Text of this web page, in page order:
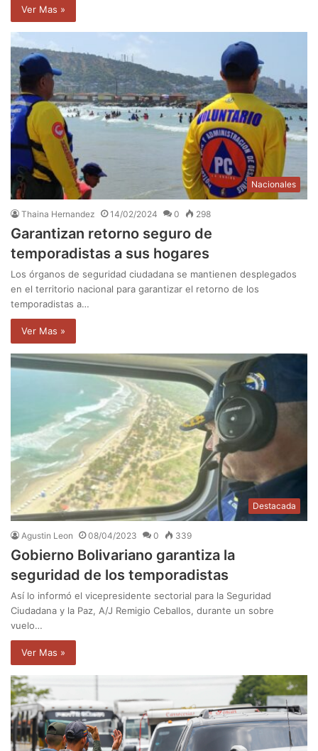
Ver Mas »
Nacionales
Thaina Hernandez 14/02/2024 0 298
Garantizan retorno seguro de
temporadistas a sus hogares
Los órganos de seguridad ciudadana se mantienen desplegados
en el territorio nacional para garantizar el retorno de los
temporadistas a…
Ver Mas »
Destacada
Agustin Leon 08/04/2023 0 339
Gobierno Bolivariano garantiza la
seguridad de los temporadistas
Así lo informó el vicepresidente sectorial para la Seguridad
Ciudadana y la Paz, A/J Remigio Ceballos, durante un sobre
vuelo…
Ver Mas »